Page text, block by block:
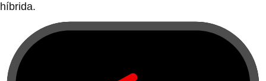
híbrida.